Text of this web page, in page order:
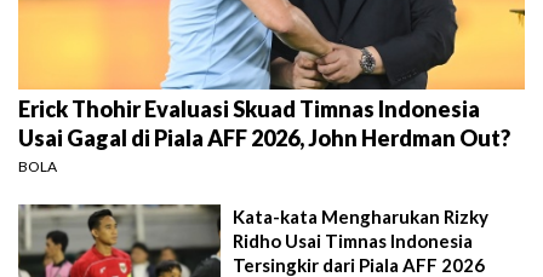
Erick Thohir Evaluasi Skuad Timnas Indonesia
Usai Gagal di Piala AFF 2026, John Herdman Out?
BOLA
Kata-kata Mengharukan Rizky
Ridho Usai Timnas Indonesia
Tersingkir dari Piala AFF 2026